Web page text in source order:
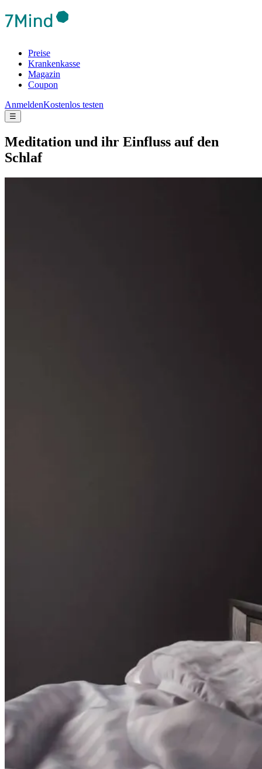
Preise
Krankenkasse
Magazin
Coupon
AnmeldenKostenlos testen
☰
Medi­ta­tion und ihr Einfluss auf den
Schlaf